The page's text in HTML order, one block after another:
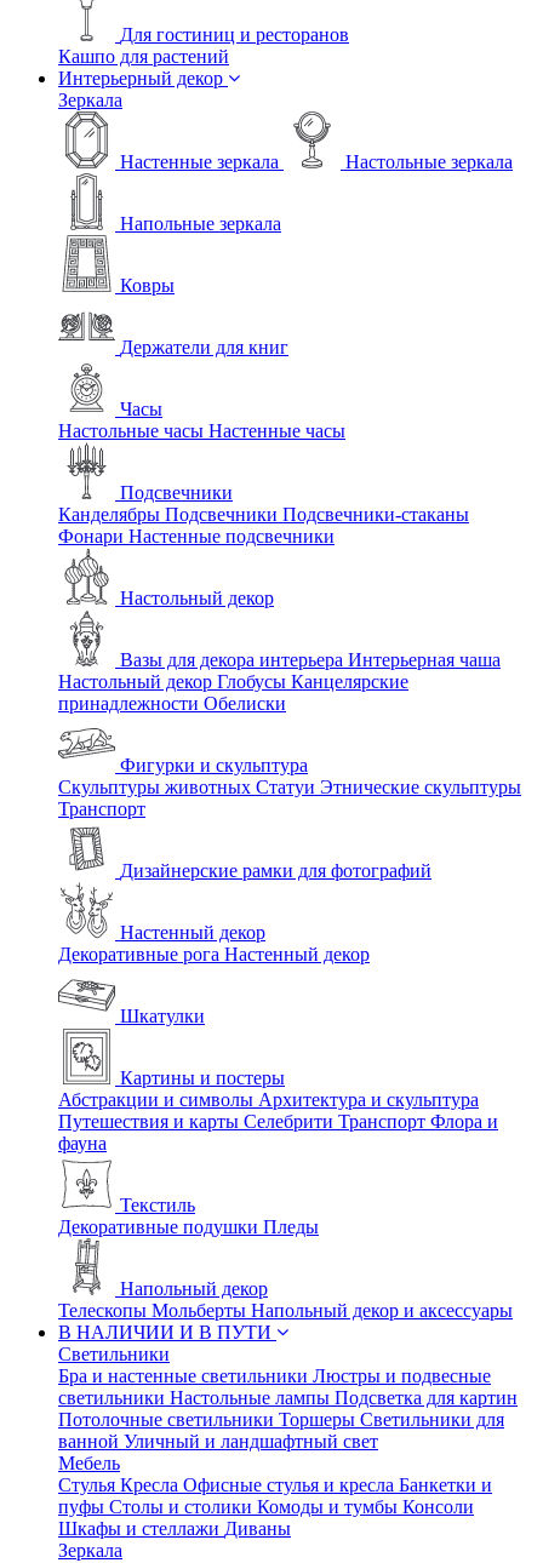
Для гостиниц и ресторанов
Кашпо для растений
Интерьерный декор
Зеркала
Настенные зеркала Настольные зеркала
Напольные зеркала
Ковры
Держатели для книг
Часы
Настольные часы Настенные часы
Подсвечники
Канделябры Подсвечники Подсвечники-стаканы
Фонари Настенные подсвечники
Настольный декор
Вазы для декора интерьера Интерьерная чаша
Настольный декор Глобусы Канцелярские
принадлежности Обелиски
Фигурки и скульптура
Скульптуры животных Статуи Этнические скульптуры
Транспорт
Дизайнерские рамки для фотографий
Настенный декор
Декоративные рога Настенный декор
Шкатулки
Картины и постеры
Абстракции и символы Архитектура и скульптура
Путешествия и карты Селебрити Транспорт Флора и
фауна
Текстиль
Декоративные подушки Пледы
Напольный декор
Телескопы Мольберты Напольный декор и аксессуары
В НАЛИЧИИ И В ПУТИ
Светильники
Бра и настенные светильники Люстры и подвесные
светильники Настольные лампы Подсветка для картин
Потолочные светильники Торшеры Светильники для
ванной Уличный и ландшафтный свет
Мебель
Стулья Кресла Офисные стулья и кресла Банкетки и
пуфы Столы и столики Комоды и тумбы Консоли
Шкафы и стеллажи Диваны
Зеркала